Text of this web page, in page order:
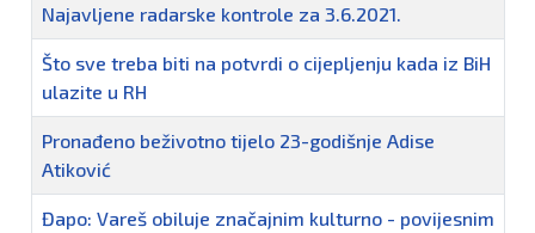
Najavljene radarske kontrole za 3.6.2021.
Što sve treba biti na potvrdi o cijepljenju kada iz BiH
ulazite u RH
Pronađeno beživotno tijelo 23-godišnje Adise
Atiković
Đapo: Vareš obiluje značajnim kulturno - povijesnim